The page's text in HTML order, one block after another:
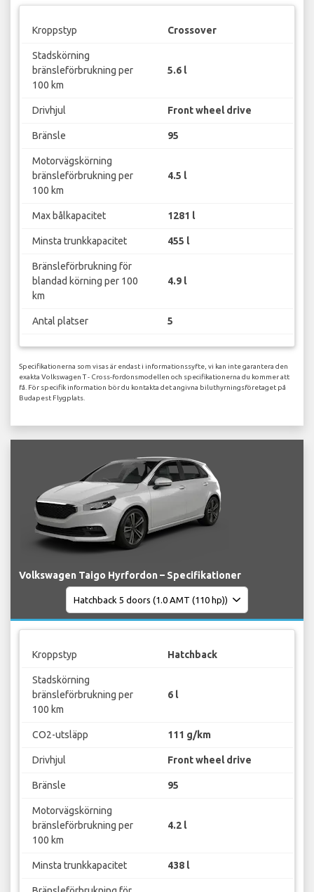
Kroppstyp Crossover
Stadskörning
bränsleförbrukning per
100 km
5.6 l
Drivhjul Front wheel drive
Bränsle 95
Motorvägskörning
bränsleförbrukning per
100 km
4.5 l
Max bålkapacitet 1281 l
Minsta trunkkapacitet 455 l
Bränsleförbrukning för
blandad körning per 100
km
4.9 l
Antal platser 5
Specifikationerna som visas är endast i informationssyfte, vi kan inte garantera den
exakta Volkswagen T - Cross-fordonsmodellen och specifikationerna du kommer att
få. För specifik information bör du kontakta det angivna biluthyrningsföretaget på
Budapest Flygplats.
Volkswagen Taigo Hyrfordon – Specifikationer
Kroppstyp Hatchback
Stadskörning
bränsleförbrukning per
100 km
6 l
CO2-utsläpp 111 g/km
Drivhjul Front wheel drive
Bränsle 95
Motorvägskörning
bränsleförbrukning per
100 km
4.2 l
Minsta trunkkapacitet 438 l